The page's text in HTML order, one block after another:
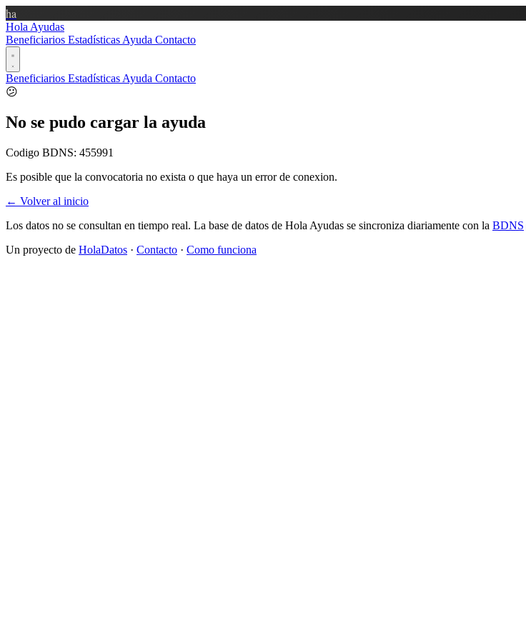
ha
Hola Ayudas
Beneficiarios Estadísticas Ayuda Contacto
Beneficiarios Estadísticas Ayuda Contacto
😕
No se pudo cargar la ayuda
Codigo BDNS: 455991
Es posible que la convocatoria no exista o que haya un error de conexion.
← Volver al inicio
Los datos no se consultan en tiempo real. La base de datos de Hola Ayudas se sincroniza diariamente con la BDNS
Un proyecto de HolaDatos · Contacto · Como funciona